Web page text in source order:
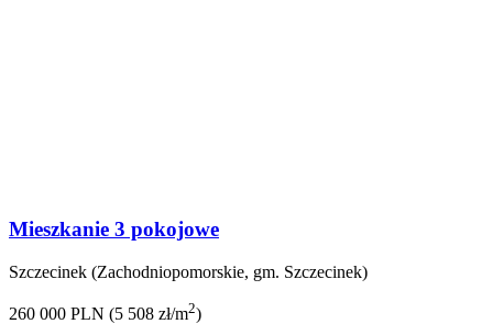
Mieszkanie 3 pokojowe
Szczecinek (Zachodniopomorskie, gm. Szczecinek)
260 000 PLN (5 508 zł/m2)